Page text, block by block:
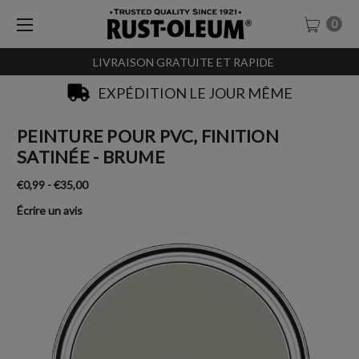
LIVRAISON GRATUITE ET RAPIDE
0
EXPÉDITION LE JOUR MÊME
PEINTURE POUR PVC, FINITION
SATINÉE - BRUME
€0,99 - €35,00
Écrire un avis